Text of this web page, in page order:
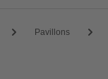
Pavillons